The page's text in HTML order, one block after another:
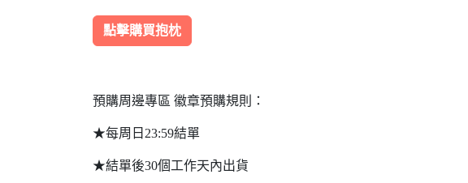
點擊購買抱枕
預購周邊專區 徽章預購規則：
★每周日23:59結單
★結單後30個工作天內出貨